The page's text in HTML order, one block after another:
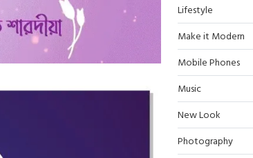
Lifestyle
Make it Modern
Mobile Phones
Music
New Look
Photography